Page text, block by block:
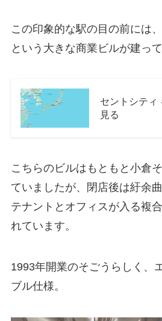
この印象的な駅の目の前には
という大きな商業ビルが建って
セントシティ
見る
こちらのビルはもともと小倉
ていましたが、閉店後は紆余
テナントとオフィスが入る複
れています。
1993年開業のそごうらしく、
ブル仕様。